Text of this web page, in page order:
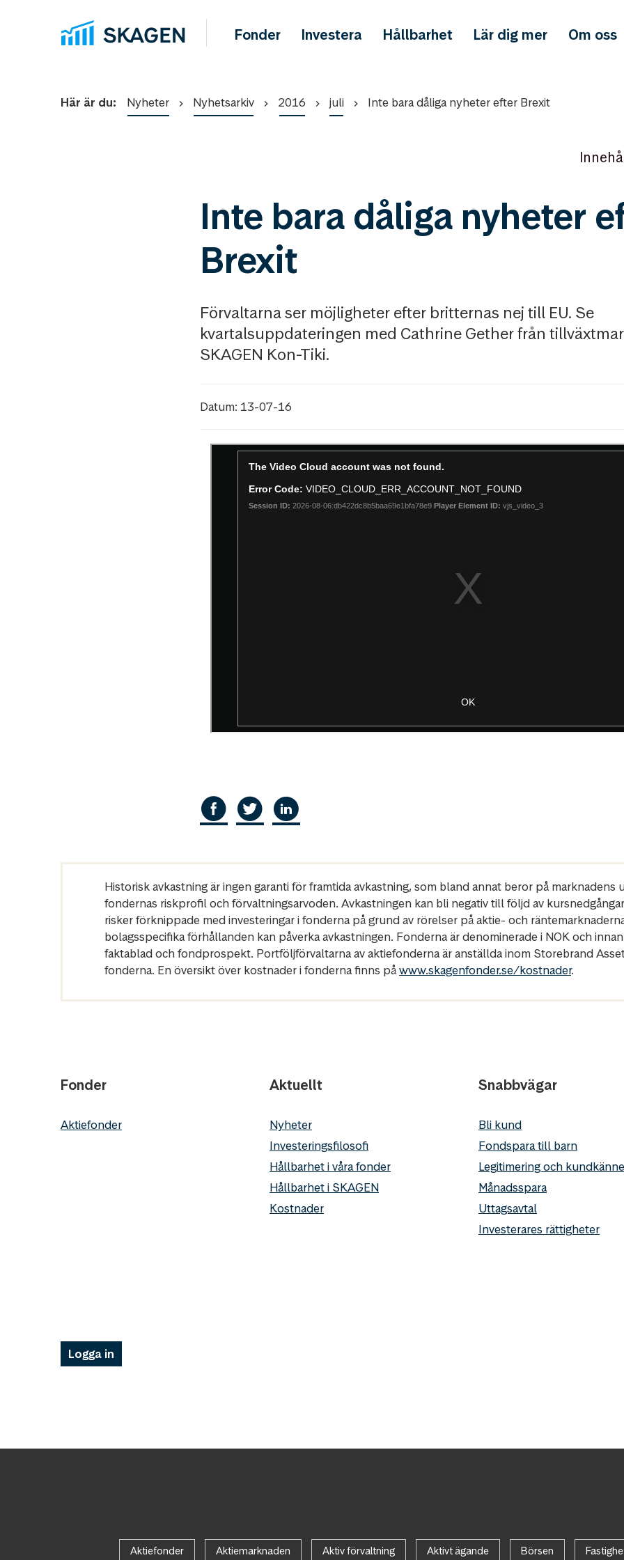
Fonder Investera Hållbarhet Lär dig mer Om oss
Här är du: Nyheter Nyhetsarkiv 2016 juli Inte bara dåliga nyheter efter Brexit
Inte bara dåliga nyheter
Brexit
Förvaltarna ser möjligheter efter britternas nej till EU. Se
kvartalsuppdateringen med Cathrine Gether från
SKAGEN Kon-Tiki.
Datum: 13-07-16
Historisk avkastning är ingen garanti för framtida avkastning, som bland annat beror på
fondernas riskprofil och förvaltningsarvoden. Avkastningen kan bli negativ till följd av
risker förknippade med investeringar i fonderna på grund av rörelser på aktie- och
bolagsspecifika förhållanden kan påverka avkastningen. Fonderna är denominerade i NOK och
faktablad och fondprospekt. Portföljförvaltarna av aktiefonderna är anställda inom Storebrand
fonderna. En översikt över kostnader i fonderna finns påwww.skagenfonder.se/kostnader.
Fonder
Aktiefonder
Aktuellt
Nyheter
Investeringsfilosofi
Hållbarhet i våra fonder
Hållbarhet i SKAGEN
Kostnader
Snabbvägar
Bli kund
Fondspara till barn
Legitimering och
Månadsspara
Uttagsavtal
Investerares rättigheter
Logga in
Aktiefonder Aktiemarknaden Aktiv förvaltning Aktivt ägande Börsen